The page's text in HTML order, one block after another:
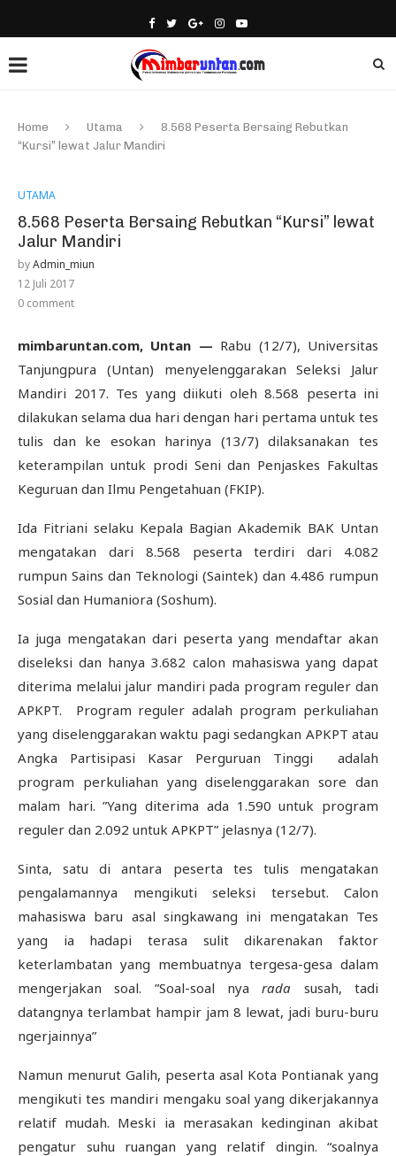
Home Utama
8.568 Peserta Bersaing Rebutkan
“Kursi” lewat Jalur Mandiri
UTAMA
8.568 Peserta Bersaing Rebutkan “Kursi” lewat
Jalur Mandiri
byAdmin_miun
12 Juli 2017
0 comment
mimbaruntan.com, Untan — Rabu (12/7), Universitas
Tanjungpura (Untan) menyelenggarakan Seleksi Jalur
Mandiri 2017. Tes yang diikuti oleh 8.568 peserta ini
dilakukan selama dua hari dengan hari pertama untuk tes
tulis dan ke esokan harinya (13/7) dilaksanakan tes
keterampilan untuk prodi Seni dan Penjaskes Fakultas
Keguruan dan Ilmu Pengetahuan (FKIP).
Ida Fitriani selaku Kepala Bagian Akademik BAK Untan
mengatakan dari 8.568 peserta terdiri dari 4.082
rumpun Sains dan Teknologi (Saintek) dan 4.486 rumpun
Sosial dan Humaniora (Soshum).
Ia juga mengatakan dari peserta yang mendaftar akan
diseleksi dan hanya 3.682 calon mahasiswa yang dapat
diterima melalui jalur mandiri pada program reguler dan
APKPT. Program reguler adalah program perkuliahan
yang diselenggarakan waktu pagi sedangkan APKPT atau
Angka Partisipasi Kasar Perguruan Tinggi adalah
program perkuliahan yang diselenggarakan sore dan
malam hari. ”Yang diterima ada 1.590 untuk program
reguler dan 2.092 untuk APKPT” jelasnya (12/7).
Sinta, satu di antara peserta tes tulis mengatakan
pengalamannya mengikuti seleksi tersebut. Calon
mahasiswa baru asal singkawang ini mengatakan Tes
yang ia hadapi terasa sulit dikarenakan faktor
keterlambatan yang membuatnya tergesa-gesa dalam
mengerjakan soal. ”Soal-soal nyarada susah, tadi
datangnya terlambat hampir jam 8 lewat, jadi buru-buru
ngerjainnya”
Namun menurut Galih, peserta asal Kota Pontianak yang
mengikuti tes mandiri mengaku soal yang dikerjakannya
relatif mudah. Meski ia merasakan kedinginan akibat
pengatur suhu ruangan yang relatif dingin. “soalnya